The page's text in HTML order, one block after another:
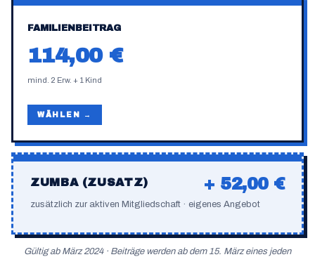
FAMILIENBEITRAG
114,00 €
mind. 2 Erw. + 1 Kind
WÄHLEN →
ZUMBA (ZUSATZ) + 52,00 €
zusätzlich zur aktiven Mitgliedschaft · eigenes Angebot
Gültig ab März 2024 · Beiträge werden ab dem 15. März eines jeden